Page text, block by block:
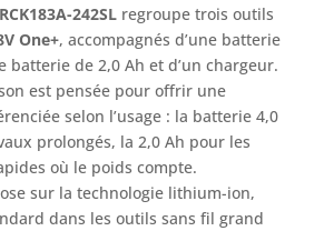
rapide : Le
chargeur inclus
permet une
recharge rapide
des batteries pour
réduire les temps
d’arrêt et
maximiser la
productivité. ✅
Technologie 18V
242SLregroupe trois outils
One+, accompagnés d’une batterie
batterie de 2,0 Ah et d’un chargeur.
est pensée pour offrir une
selon l’usage : la batterie 4,0
prolongés, la 2,0 Ah pour les
où le poids compte.
sur la technologie lithium-ion,
dans les outils sans fil grand